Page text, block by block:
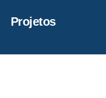
Projetos